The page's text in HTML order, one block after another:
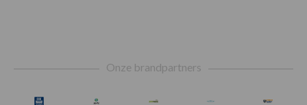
Onze brandpartners